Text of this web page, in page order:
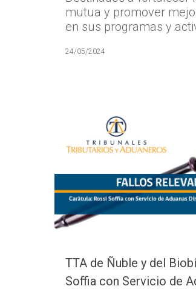
mutua y promover
en sus programas y
24/05/2024
TTA de Ñuble y del
Soffia con Servicio de